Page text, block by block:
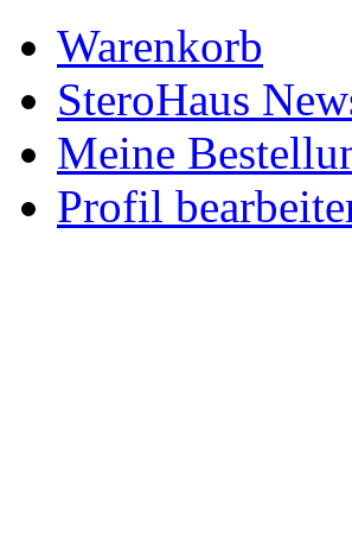
Warenkorb
SteroHaus
Meine
Profil